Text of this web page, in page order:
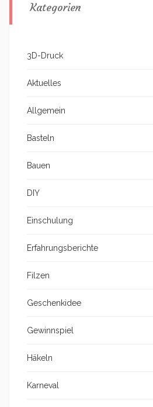
Kategorien
3D-Druck
Aktuelles
Allgemein
Basteln
Bauen
DIY
Einschulung
Erfahrungsberichte
Filzen
Geschenkidee
Gewinnspiel
Häkeln
Karneval